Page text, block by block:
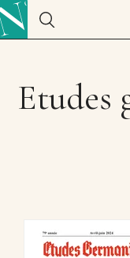
Etudes